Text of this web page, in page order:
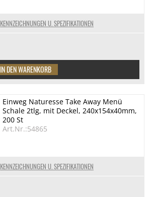
KENNZEICHNUNGEN U. SPEZIFIKATIONEN
KENNZEICHNUNGEN U. SPEZIFIKATIONEN
Einweg Naturesse Take Away Menü
Schale 2tlg, mit Deckel, 240x154x40mm,
200 St
Art.Nr.:54865